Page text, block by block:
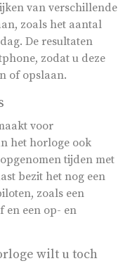
van verschillende
zoals het aantal
De resultaten
zodat u deze
of opslaan.
voor
het horloge ook
tijden met
bezit het nog een
zoals een
en een op- en
wilt u toch